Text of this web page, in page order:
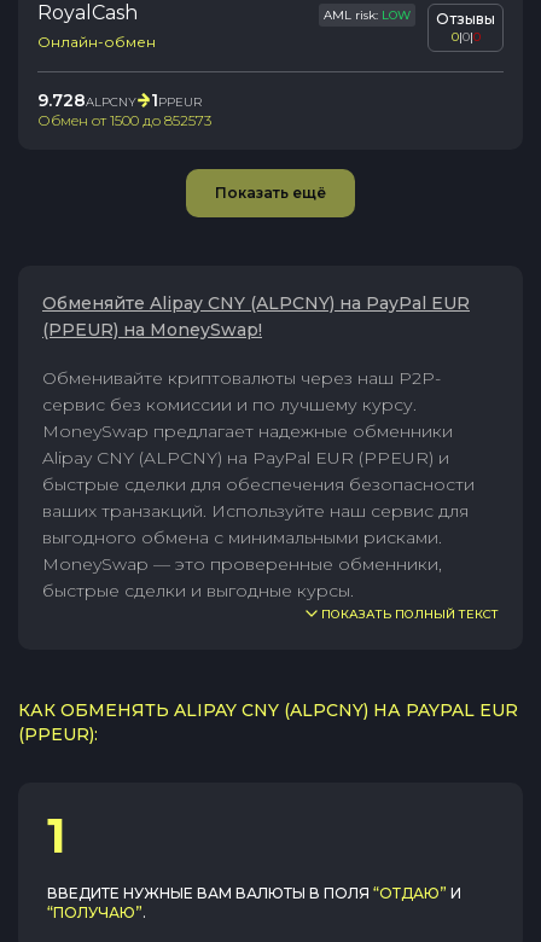
RoyalCash AML risk: LOW
Онлайн-обмен
Отзывы
0|0|0
9.728ALPCNY 1PPEUR
Обмен от1500 до 852573
Показать ещё
Обменяйте Alipay CNY (ALPCNY) на PayPal EUR
(PPEUR) на MoneySwap!
Обменивайте криптовалюты через наш P2P-
сервис без комиссии и по лучшему курсу.
MoneySwap предлагает надежные обменники
Alipay CNY (ALPCNY) на PayPal EUR (PPEUR) и
быстрые сделки для обеспечения безопасности
ваших транзакций. Используйте наш сервис для
выгодного обмена с минимальными рисками.
MoneySwap — это проверенные обменники,
быстрые сделки и выгодные курсы.
ПОКАЗАТЬ ПОЛНЫЙ ТЕКСТ
КАК ОБМЕНЯТЬ ALIPAY CNY (ALPCNY) НА PAYPAL EUR
(PPEUR):
1
ВВЕДИТЕ НУЖНЫЕ ВАМ ВАЛЮТЫ В ПОЛЯ “ОТДАЮ” И
“ПОЛУЧАЮ”.